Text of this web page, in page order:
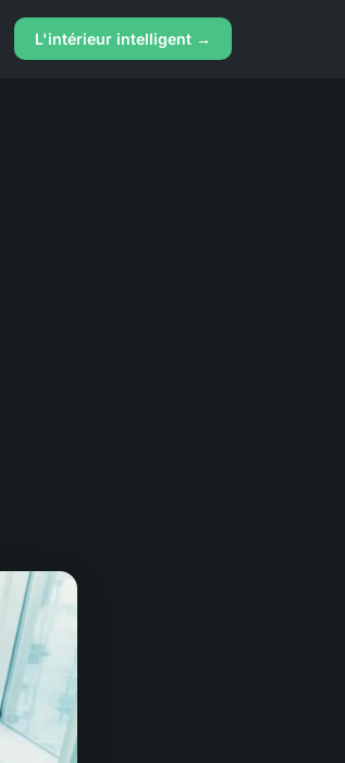
L'intérieur intelligent →